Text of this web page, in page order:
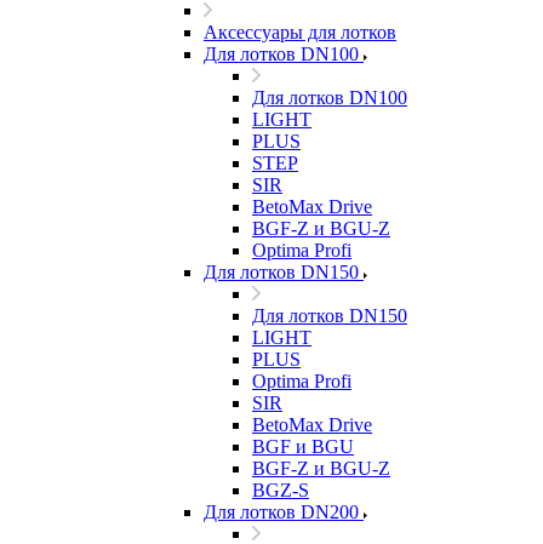
Аксессуары для лотков
Для лотков DN100
Для лотков DN100
LIGHT
PLUS
STEP
SIR
BetoMax Drive
BGF-Z и BGU-Z
Optima Profi
Для лотков DN150
Для лотков DN150
LIGHT
PLUS
Optima Profi
SIR
BetoMax Drive
BGF и BGU
BGF-Z и BGU-Z
BGZ-S
Для лотков DN200